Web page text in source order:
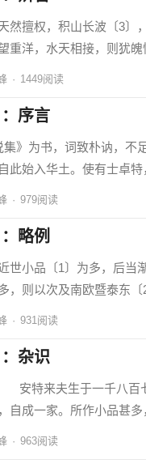
擅权，积山长波〔3〕
重洋，水天相接，则犹
· 1449阅读
：序言
为书，词致朴讷，不
此始入华土。使有士卓
· 979阅读
略例
小品〔1〕为多，后当
，则以次及南欧暨泰东
· 931阅读
杂识
来夫生于一千八百七
自成一家。所作小品甚
· 963阅读